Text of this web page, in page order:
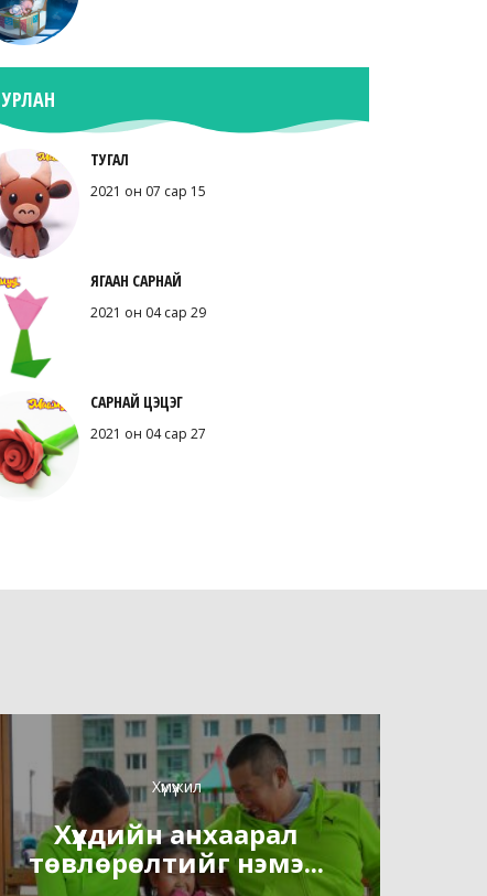
УРЛАН
ТУГАЛ
2021 он 07 сар 15
ЯГААН САРНАЙ
2021 он 04 сар 29
САРНАЙ ЦЭЦЭГ
2021 он 04 сар 27
Хүмүүжил
Хүүхдийн анхаарал
төвлөрөлтийг нэмэ...